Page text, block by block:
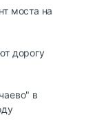
моста на
дорогу
в